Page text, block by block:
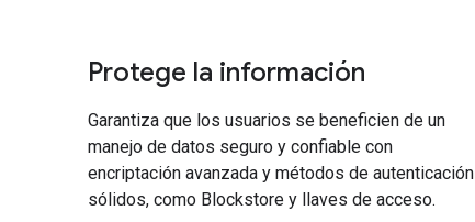
Protege la información
Garantiza que los usuarios se beneficien de un
manejo de datos seguro y confiable con
encriptación avanzada y métodos de autenticación
sólidos, como Blockstore y llaves de acceso.